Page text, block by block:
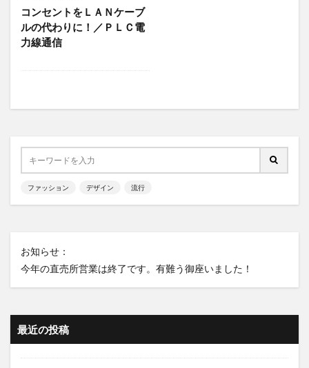
コンセントをＬＡＮケーブ
ルの代わりに！／ＰＬＣ電
力線通信
ファッション デザイン 流行
お知らせ：
今年の直売所営業は終了です。有難う御座いました！
最近の投稿